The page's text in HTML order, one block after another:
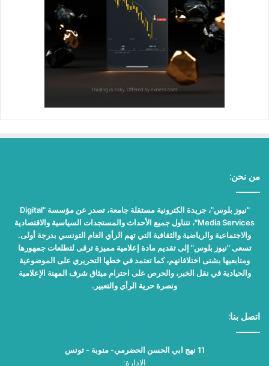
من نحن:
"نيوز بلوس"، جريدة الكترونية مستقلة جامعة، تصدر عن مؤسسة "Digital
Media Services"، تتناول جميع الأحداث والمستجدات السياسية والاقتصادية
والاجتماعية والرياضية والثقافية التي تهم الرأي العام التونسي بدرجة أولى.
تسعى "نيوز بلوس" إلى تقديم مادة إعلامية مميزة ترقى لتطلعات جمهورها
ومتابعيها بشتى اختلافاتهم، كما تعتمد في خطها التحريري على الموضوعية
والحيادية في نقل الخبر، والحرص على احترام ميثاق شرف المهنة الإعلامية
ونصرة حرية الرأي والتعبير.
اتصل بنا:
11 نهج ابي الحسن الحضرمي- منوبة - تونس
الإدارة: